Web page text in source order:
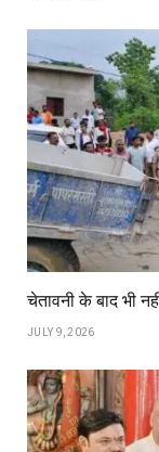
चेतावनी के बाद भी
JULY 9, 2026